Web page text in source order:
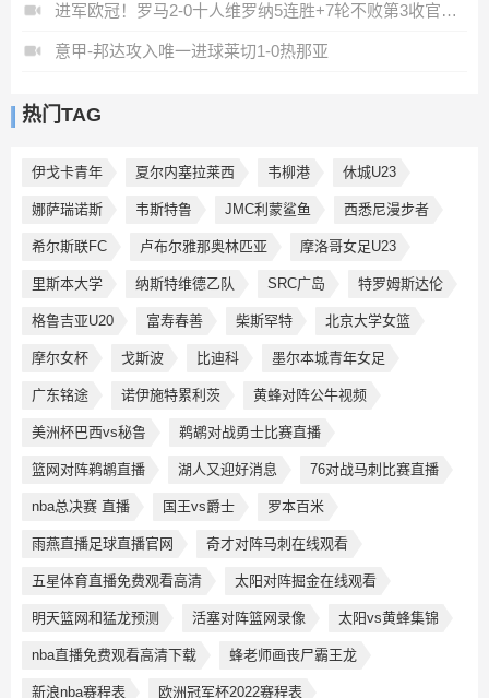
进军欧冠！罗马2-0十人维罗纳5连胜+7轮不败第3收官迪巴拉2助攻
意甲-邦达攻入唯一进球莱切1-0热那亚
热门TAG
伊戈卡青年 夏尔内塞拉莱西 韦柳港 休城U23
娜萨瑞诺斯 韦斯特鲁 JMC利蒙鲨鱼 西悉尼漫步者
希尔斯联FC 卢布尔雅那奥林匹亚 摩洛哥女足U23
里斯本大学 纳斯特维德乙队 SRC广岛 特罗姆斯达伦
格鲁吉亚U20 富寿春善 柴斯罕特 北京大学女篮
摩尔女杯 戈斯波 比迪科 墨尔本城青年女足
广东铭途 诺伊施特累利茨 黄蜂对阵公牛视频
美洲杯巴西vs秘鲁 鹈鹕对战勇士比赛直播
篮网对阵鹈鹕直播 湖人又迎好消息 76对战马刺比赛直播
nba总决赛 直播 国王vs爵士 罗本百米
雨燕直播足球直播官网 奇才对阵马刺在线观看
五星体育直播免费观看高清 太阳对阵掘金在线观看
明天篮网和猛龙预测 活塞对阵篮网录像 太阳vs黄蜂集锦
nba直播免费观看高清下载 蜂老师画丧尸霸王龙
新浪nba赛程表 欧洲冠军杯2022赛程表